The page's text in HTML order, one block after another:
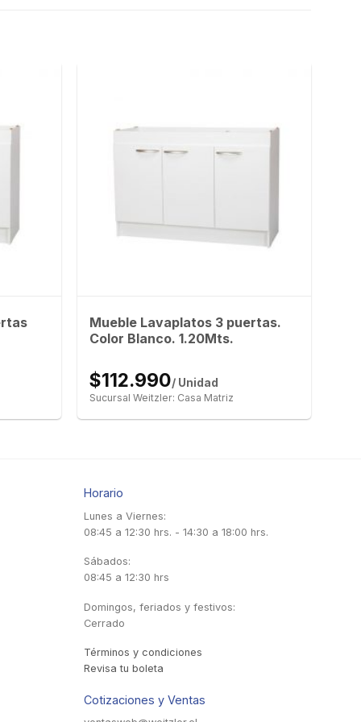
Mueble Lavaplatos 3 puertas.
Color Blanco. 1.20Mts.
$112.990/ Unidad
Sucursal Weitzler: Casa Matriz
Horario
Lunes a Viernes:
08:45 a 12:30 hrs. - 14:30 a 18:00 hrs.
Sábados:
08:45 a 12:30 hrs
Domingos, feriados y festivos:
Cerrado
Términos y condiciones
Revisa tu boleta
Cotizaciones y Ventas